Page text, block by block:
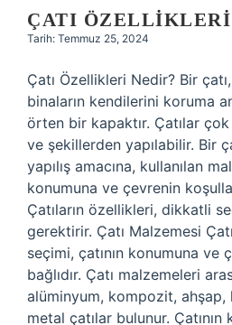
ÇATI
Tarih: Temmuz 25, 2024
Çatı Özellikleri Nedir? Bir
binaların kendilerini koruma
örten bir kapaktır. Çatılar
ve şekillerden yapılabilir. Bir
yapılış amacına, kullanılan
konumuna ve çevrenin
Çatıların özellikleri, dikkatli
gerektirir. Çatı Malzemesi
seçimi, çatının konumuna ve
bağlıdır. Çatı malzemeleri
alüminyum, kompozit,
metal çatılar bulunur. Çatının